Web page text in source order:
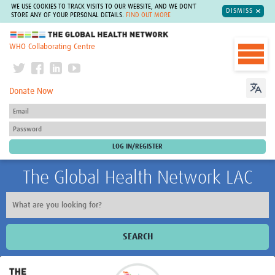
WE USE COOKIES TO TRACK VISITS TO OUR WEBSITE, AND WE DON'T
STORE ANY OF YOUR PERSONAL DETAILS.
FIND OUT MORE
DISMISS
The Global Health Network
WHO Collaborating Centre
Donate Now
The Global Health Network LAC
SEARCH
Inicio